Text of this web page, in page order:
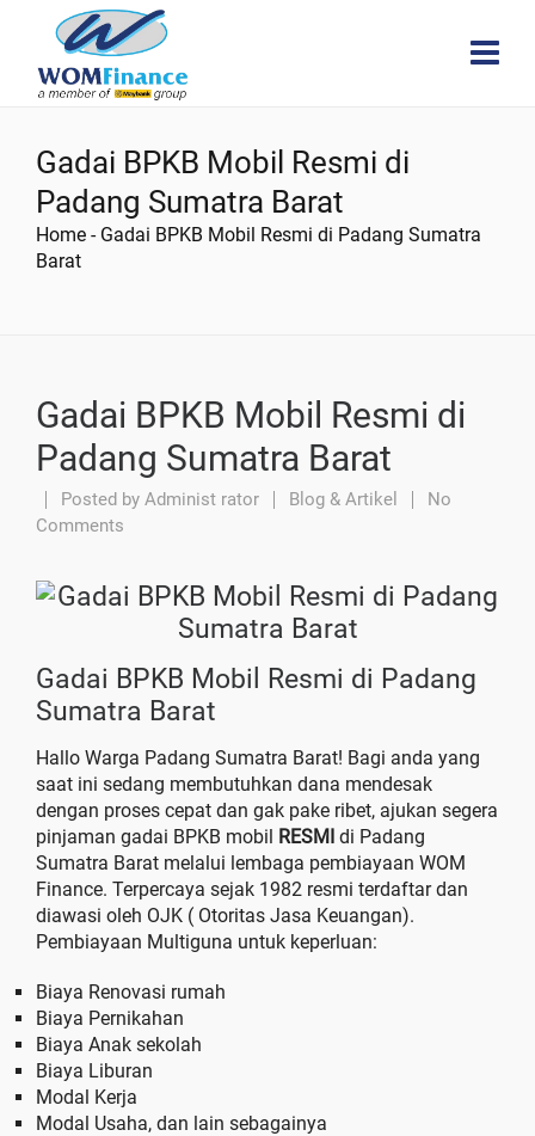
Gadai BPKB Mobil Resmi di
Padang Sumatra Barat
Home - Gadai BPKB Mobil Resmi di Padang Sumatra
Barat
Gadai BPKB Mobil Resmi di
Padang Sumatra Barat
Posted by Administ rator Blog & Artikel
No
Comments
Gadai BPKB Mobil Resmi di Padang
Sumatra Barat
Hallo Warga Padang Sumatra Barat! Bagi anda yang
saat ini sedang membutuhkan dana mendesak
dengan proses cepat dan gak pake ribet, ajukan segera
pinjaman gadai BPKB mobil RESMI di Padang
Sumatra Barat melalui lembaga pembiayaan WOM
Finance. Terpercaya sejak 1982 resmi terdaftar dan
diawasi oleh OJK ( Otoritas Jasa Keuangan).
Pembiayaan Multiguna untuk keperluan:
Biaya Renovasi rumah
Biaya Pernikahan
Biaya Anak sekolah
Biaya Liburan
Modal Kerja
Modal Usaha, dan lain sebagainya